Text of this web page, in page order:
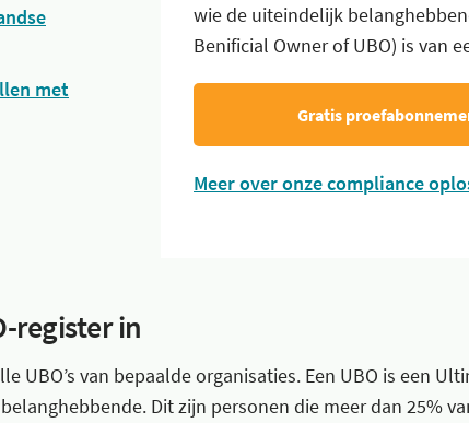
met
wie de uiteindelijk
Benificial Owner of UBO) is van
Gratis
Meer over onze compliance
register in
UBO’s van bepaalde organisaties. Een UBO is een
Dit zijn personen die meer dan 25%